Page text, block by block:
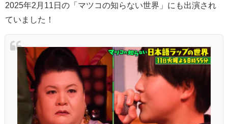
2025年2月11日の「マツコの知らない世界」にも出演され
ていました！